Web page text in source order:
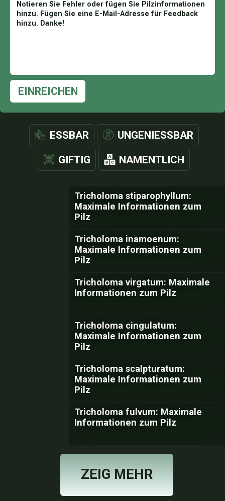
EINREICHEN
ESSBAR UNGENIESSBAR
GIFTIG NAMENTLICH
Tricholoma stiparophyllum:
Maximale Informationen zum
Pilz
Tricholoma inamoenum:
Maximale Informationen zum
Pilz
Tricholoma virgatum: Maximale
Informationen zum Pilz
Tricholoma cingulatum:
Maximale Informationen zum
Pilz
Tricholoma scalpturatum:
Maximale Informationen zum
Pilz
Tricholoma fulvum: Maximale
Informationen zum Pilz
ZEIG MEHR